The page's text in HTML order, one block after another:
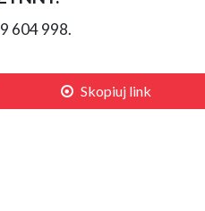
604 998.
Skopiuj link